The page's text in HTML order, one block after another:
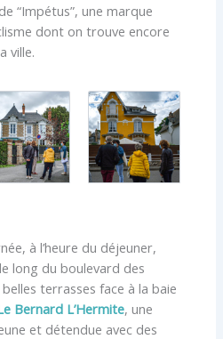
“Impétus”, une marque
dont on trouve encore
ville.
à l’heure du déjeuner,
long du boulevard des
terrasses face à la baie
Bernard L’Hermite, une
et détendue avec des